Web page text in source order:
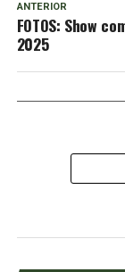
ANTERIOR
FOTOS: Show
2025